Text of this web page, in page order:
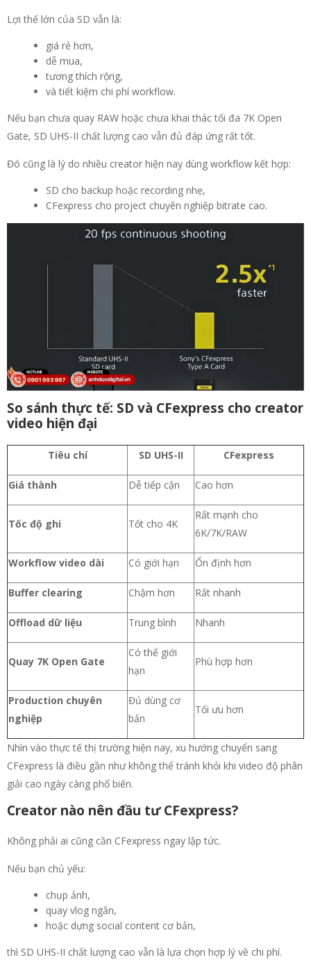
Lợi thế lớn của SD vẫn là:
giá rẻ hơn,
dễ mua,
tương thích rộng,
và tiết kiệm chi phí workflow.
Nếu bạn chưa quay RAW hoặc chưa khai thác tối đa 7K Open
Gate, SD UHS-II chất lượng cao vẫn đủ đáp ứng rất tốt.
Đó cũng là lý do nhiều creator hiện nay dùng workflow kết hợp:
SD cho backup hoặc recording nhẹ,
CFexpress cho project chuyên nghiệp bitrate cao.
So sánh thực tế: SD và CFexpress cho creator
video hiện đại
Tiêu chí SD UHS-II CFexpress
Giá thành Dễ tiếp cận Cao hơn
Tốc độ ghi Tốt cho 4K
Rất mạnh cho
6K/7K/RAW
Workflow video dài Có giới hạn Ổn định hơn
Buffer clearing Chậm hơn Rất nhanh
Offload dữ liệu Trung bình Nhanh
Quay 7K Open Gate
Có thể giới
hạn
Phù hợp hơn
Production chuyên
nghiệp
Đủ dùng cơ
bản
Tối ưu hơn
Nhìn vào thực tế thị trường hiện nay, xu hướng chuyển sang
CFexpress là điều gần như không thể tránh khỏi khi video độ phân
giải cao ngày càng phổ biến.
Creator nào nên đầu tư CFexpress?
Không phải ai cũng cần CFexpress ngay lập tức.
Nếu bạn chủ yếu:
chụp ảnh,
quay vlog ngắn,
hoặc dựng social content cơ bản,
thì SD UHS-II chất lượng cao vẫn là lựa chọn hợp lý về chi phí.